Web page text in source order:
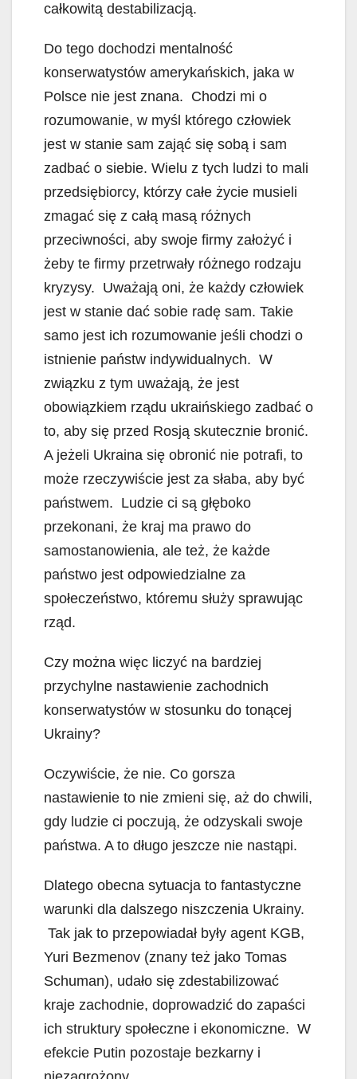
całkowitą destabilizacją.
Do tego dochodzi mentalność
konserwatystów amerykańskich, jaka w
Polsce nie jest znana. Chodzi mi o
rozumowanie, w myśl którego człowiek
jest w stanie sam zająć się sobą i sam
zadbać o siebie. Wielu z tych ludzi to mali
przedsiębiorcy, którzy całe życie musieli
zmagać się z całą masą różnych
przeciwności, aby swoje firmy założyć i
żeby te firmy przetrwały różnego rodzaju
kryzysy. Uważają oni, że każdy człowiek
jest w stanie dać sobie radę sam. Takie
samo jest ich rozumowanie jeśli chodzi o
istnienie państw indywidualnych. W
związku z tym uważają, że jest
obowiązkiem rządu ukraińskiego zadbać o
to, aby się przed Rosją skutecznie bronić.
A jeżeli Ukraina się obronić nie potrafi, to
może rzeczywiście jest za słaba, aby być
państwem. Ludzie ci są głęboko
przekonani, że kraj ma prawo do
samostanowienia, ale też, że każde
państwo jest odpowiedzialne za
społeczeństwo, któremu służy sprawując
rząd.
Czy można więc liczyć na bardziej
przychylne nastawienie zachodnich
konserwatystów w stosunku do tonącej
Ukrainy?
Oczywiście, że nie. Co gorsza
nastawienie to nie zmieni się, aż do chwili,
gdy ludzie ci poczują, że odzyskali swoje
państwa. A to długo jeszcze nie nastąpi.
Dlatego obecna sytuacja to fantastyczne
warunki dla dalszego niszczenia Ukrainy.
Tak jak to przepowiadał były agent KGB,
Yuri Bezmenov (znany też jako Tomas
Schuman), udało się zdestabilizować
kraje zachodnie, doprowadzić do zapaści
ich struktury społeczne i ekonomiczne. W
efekcie Putin pozostaje bezkarny i